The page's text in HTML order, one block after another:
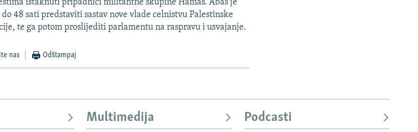
istaknuti pripadnici militantne skupine Hamas. Abas je
48 sati predstaviti sastav nove vlade celnistvu Palestinske
te ga potom proslijediti parlamentu na raspravu i usvajanje.
nas Odštampaj
Multimedija Podcasti